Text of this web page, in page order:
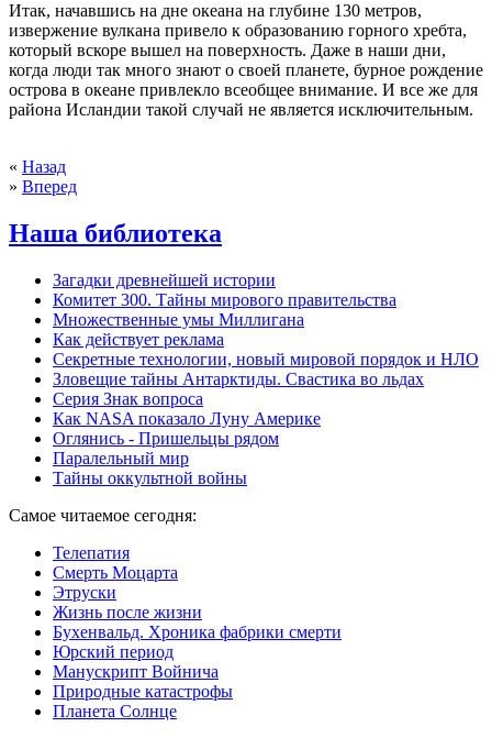
Итак, начавшись на дне океана на глубине 130 метров,
извержение вулкана привело к образованию горного хребта,
который вскоре вышел на поверхность. Даже в наши дни,
когда люди так много знают о своей планете, бурное рождение
острова в океане привлекло всеобщее внимание. И все же для
района Исландии такой случай не является исключительным.
« Назад
» Вперед
Наша библиотека
Загадки древнейшей истории
Комитет 300. Тайны мирового правительства
Mножественные умы Миллигана
Как действует реклама
Секретные технологии, новый мировой порядок и НЛО
Зловещие тайны Антарктиды. Свастика во льдах
Серия Знак вопроса
Как NASA показало Луну Америке
Оглянись - Пришельцы рядом
Паралельный мир
Тайны оккультной войны
Самое читаемое сегодня:
Телепатия
Смерть Моцарта
Этруски
Жизнь после жизни
Бухенвальд. Хроника фабрики смерти
Юрский период
Манускрипт Войнича
Природные катастрофы
Планета Солнце